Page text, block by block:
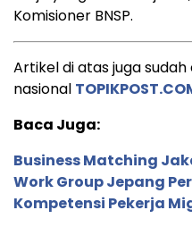
Komisioner BNSP.
Artikel di atas juga
nasional
Baca Juga:
Business Matching
Work Group Jepang
Kompetensi Pekerja